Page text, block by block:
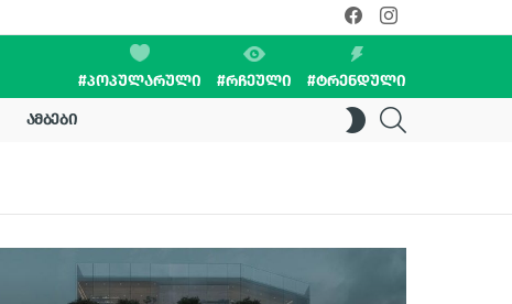
facebookinstagram
#ᲞᲝᲞᲣᲚᲐᲠᲣᲚᲘ #ᲠᲩᲔᲣᲚᲘ #ᲢᲠᲔᲜᲓᲣᲚᲘ
ᲐᲛᲑᲔᲑᲘ
SWITCH
SKIN